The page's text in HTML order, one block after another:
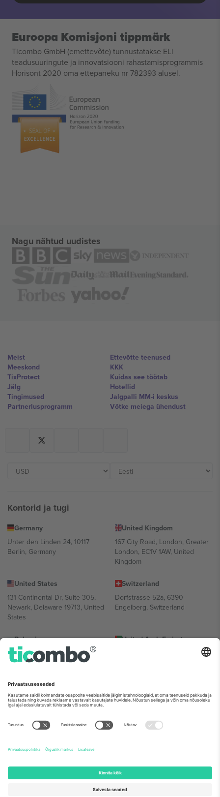
Euroopa Komisjoni tippmärk
Ticombo GmbH (emettevõte) tunnustatakse ELi
teadusuuringute ja innovatsiooni rahastamisprogrammis
Horisont 2020 oma ettepaneku nr 782393 alusel.
Nagu nähtud uudistes
Meist
Meeskond
TixProtect
Jälg
Tingimused
Partnerlusprogramm
Ettevõtte teenused
KKK
Kuidas see töötab
Hotellid
Jalgpalli MM-i keskus
Võtke meiega ühendust
Kontorid ja tugi
Germany
Unter den Linden 24, 10117
Berlin, Germany
United Kingdom
167 City Road, London, Greater
London, EC1V 1AW, United
Kingdom
United States
131 Continental Dr, Suite 305,
Newark, Delaware 19713, United
States
Switzerland
Dorfstrasse 52a, 6390
Engelberg, Switzerland
Bulgaria
Regus Sofia City West, bul
Totleben 53-55, 1606 Sofia,
United Arab Emirates
UAE Dubai Silicon Oasis, DDP
Mexico
Av Chapultepec 360, Roma
Norte, Cuauhtémoc, 06700
Ciudad de México, CDMX,
sündmusest ja/või domeenist. Detailide jaoks vaata konkreetse
sündmuse lehte, impressumit ja tingimusi.,
2026 Ticombo. Kõik õigused kaitstud.